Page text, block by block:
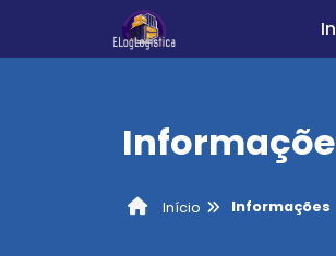
Início Informações